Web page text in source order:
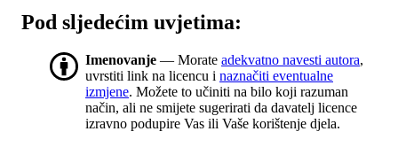
Pod sljedećim uvjetima:
Imenovanje — Morate adekvatno navesti autora,
uvrstiti link na licencu i naznačiti eventualne
izmjene. Možete to učiniti na bilo koji razuman
način, ali ne smijete sugerirati da davatelj licence
izravno podupire Vas ili Vaše korištenje djela.